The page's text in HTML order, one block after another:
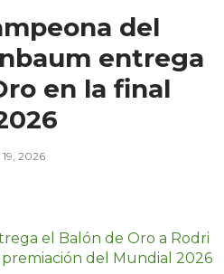
del
entrega
en la final
2026